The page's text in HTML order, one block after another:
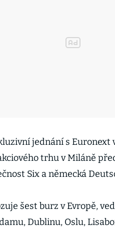
jednání s Euronext
trhu v Miláně
Six a německá
šest burz v Evropě,
Dublinu, Oslu,